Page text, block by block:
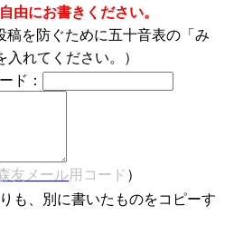
由にお書きください。
稿を防ぐために五十音表の「み
入れてください。）
ド：
友メール用コード）
も、別に書いたものをコピーす